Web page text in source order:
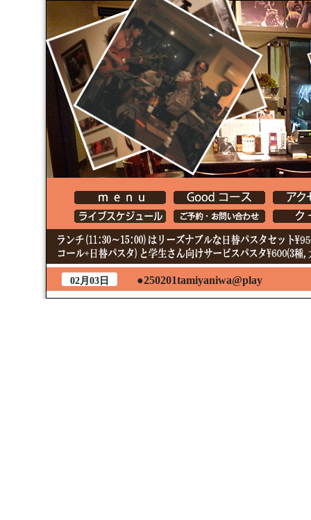
02月03日 ●250201tamiyaniwa@play